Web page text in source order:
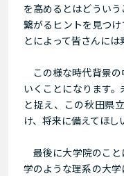
を高めるとはどうい
繋がるヒントを見つ
とによって皆さんには
この様な時代背景の
いくことになります
と捉え、この秋田県
け、将来に備えてほし
最後に大学院のこと
学のような理系の大